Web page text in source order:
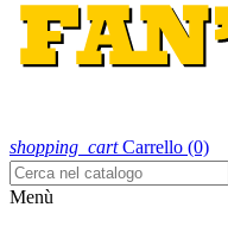
shopping_cart Carrello (0)
Menù